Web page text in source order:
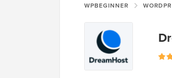
WPBEGINNER